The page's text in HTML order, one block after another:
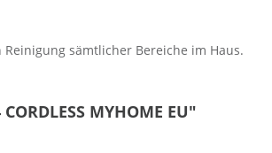
sämtlicher Bereiche im Haus.
MYHOME EU"